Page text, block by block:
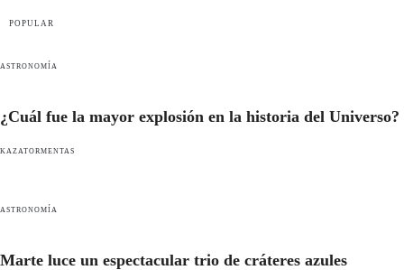
POPULAR
ASTRONOMÍA
¿Cuál fue la mayor explosión en la historia del Universo?
KAZATORMENTAS
ASTRONOMÍA
Marte luce un espectacular trio de cráteres azules